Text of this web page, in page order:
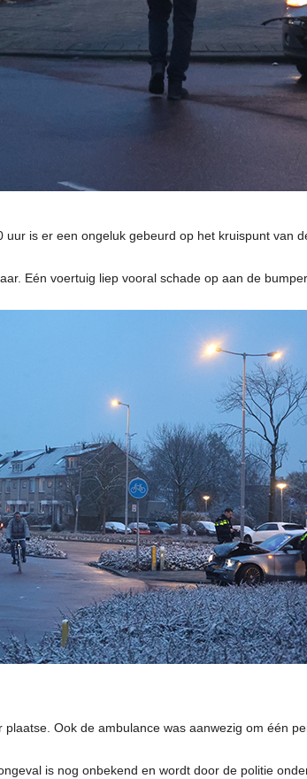
uur is er een ongeluk gebeurd op het kruispunt van
Eén voertuig liep vooral schade op aan de
plaatse. Ook de ambulance was aanwezig om één
is nog onbekend en wordt door de politie